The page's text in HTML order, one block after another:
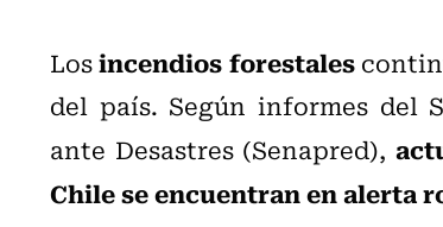
Losincendios forestales
del país. Según informes del
ante Desastres (Senapred),
Chile se encuentran en alerta